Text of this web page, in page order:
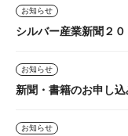
お知らせ
シルバー産業新聞２
お知らせ
新聞・書籍のお申し
お知らせ